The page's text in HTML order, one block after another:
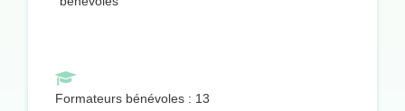
Formateurs bénévoles : 13